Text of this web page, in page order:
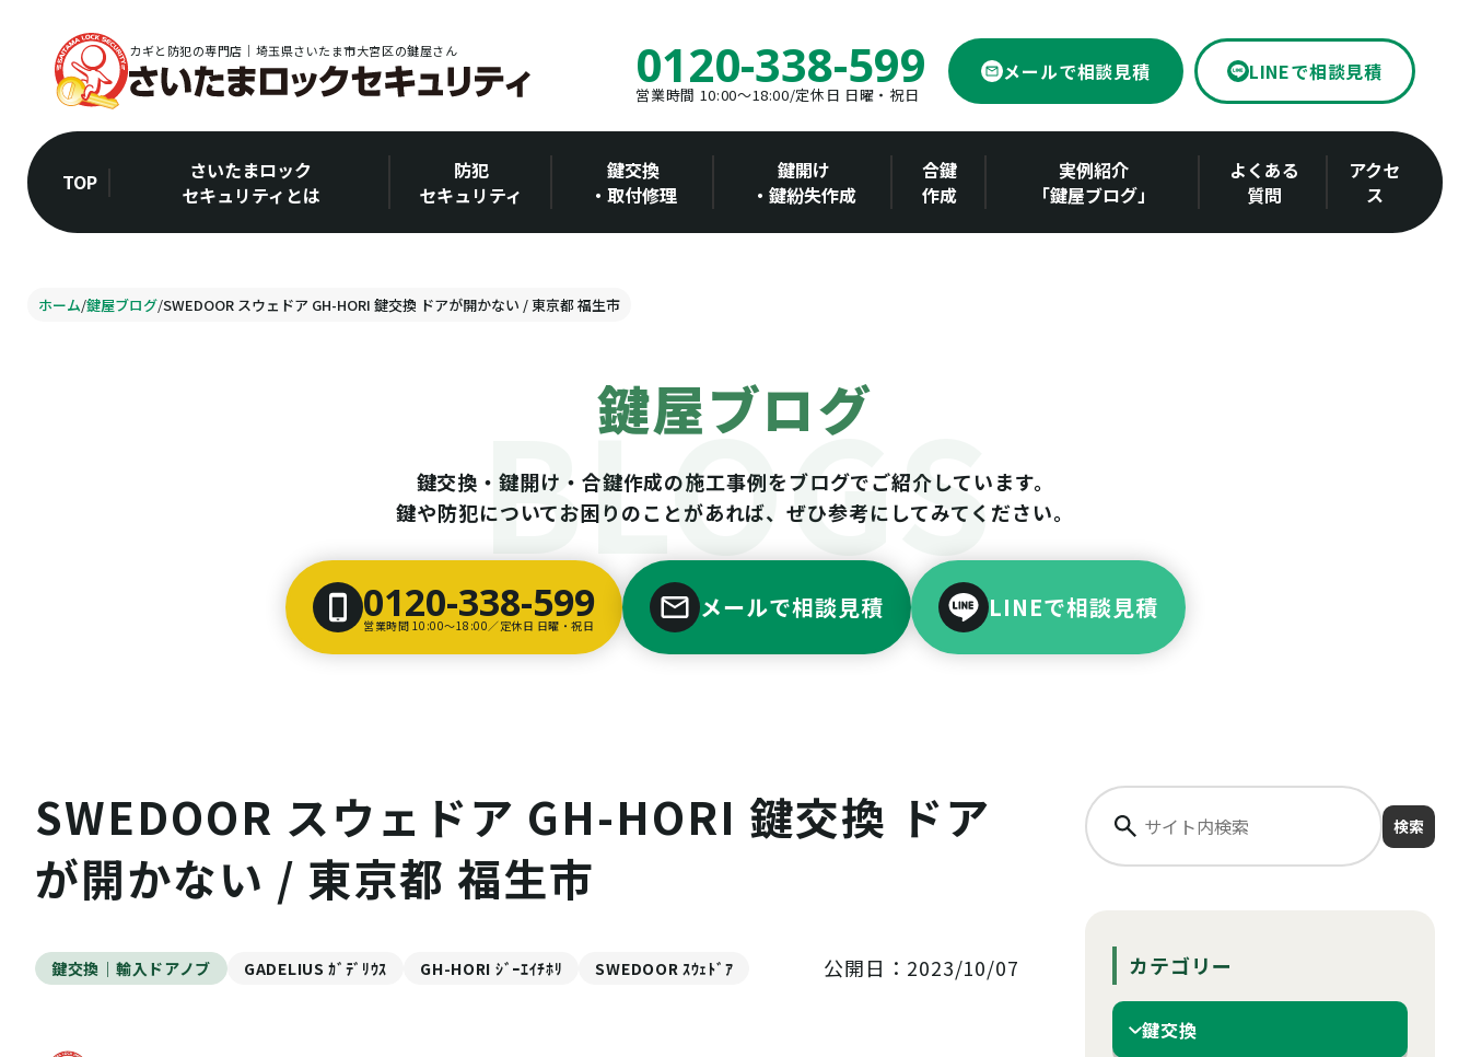
カギと防犯の専門店｜埼玉県さいたま市大宮区の鍵屋さん 0120-338-599
営業時間 10:00～18:00/定休日 日曜・祝日
メールで相談見積 LINEで相談見積
TOP
さいたまロック
セキュリティとは
防犯
セキュリティ
鍵交換
・取付修理
鍵開け
・鍵紛失作成
合鍵
作成
実例紹介
「鍵屋ブログ」
よくある
質問
アクセ
ス
ホーム/鍵屋ブログ/SWEDOOR スウェドア GH-HORI 鍵交換 ドアが開かない / 東京都 福生市
鍵屋ブログ
鍵交換・鍵開け・合鍵作成の施工事例をブログでご紹介しています。
鍵や防犯についてお困りのことがあれば、ぜひ参考にしてみてください。
0120-338-599
営業時間 10:00〜18:00／定休日 日曜・祝日
メールで相談見積 LINEで相談見積
SWEDOOR スウェドア GH-HORI 鍵交換 ドア
が開かない / 東京都 福生市
鍵交換｜輸入ドアノブ GADELIUS ｶﾞﾃﾞﾘｳｽ GH-HORI ｼﾞｰｴｲﾁﾎﾘ SWEDOOR ｽｳｪﾄﾞｱ 公開日：2023/10/07
検索
カテゴリー
鍵交換